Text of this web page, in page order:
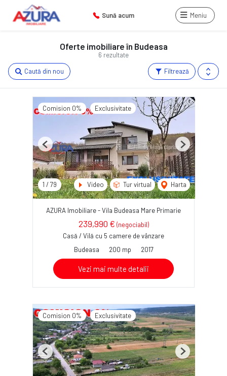
Sună acum Meniu
6 rezultate
Oferte imobiliare în Budeasa
Filtrează
Caută din nou
Comision 0% Exclusivitate
1 / 79 Video Tur virtual Harta
Previous Next
AZURA Imobiliare - Vila Budeasa Mare Primarie
239,990 € (negociabil)
Casă / Vilă cu 5 camere de vânzare
Budeasa
200 mp 2017
Vezi mai multe detalii
Comision 0% Exclusivitate
Previous Next